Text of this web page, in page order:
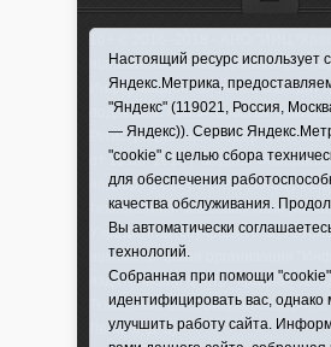
использовании материалов
Информационная лента выходит
поддержке правительства
Регистрационный номер СМИ
от 10.06. 2016 г. выдано
надзору в сфере связи,
технологий и массовых
Учредитель (соучредители)
некоммерческая организация
издательский центр "Красная
Тюменская обл., Викуловский р-н,
Ленина, д. 5).
Настоящий ресурс использует
Яндекс.Метрика,
"Яндекс" (119021, Россия,
— Яндекс)). Сервис
"cookie" с целью сбора
для обеспечения
качества обслуживания.
Вы автоматически
технологий.
Собранная при помощи
идентифицировать вас,
улучшить работу сайта.